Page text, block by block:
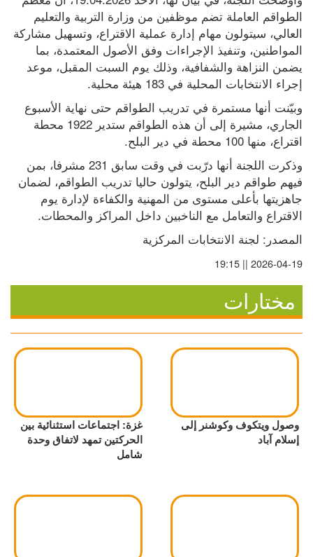
إجراء الانتخابات المحلية في 183 هيئة محلية.
اقتراع، منها 100 محطة في دير البلح.
الاقتراع والتعامل مع الناخبين داخل المراكز والمحطات.
المصدر: لجنة الانتخابات المركزية
2026-04-19 || 19:15
مختارات
وصول ويتكوف وكوشنر إلى
إسلام آباد
غزة: اجتماعات استثنائية بين
الحركتين تمهد لاتفاق وحدة
شامل